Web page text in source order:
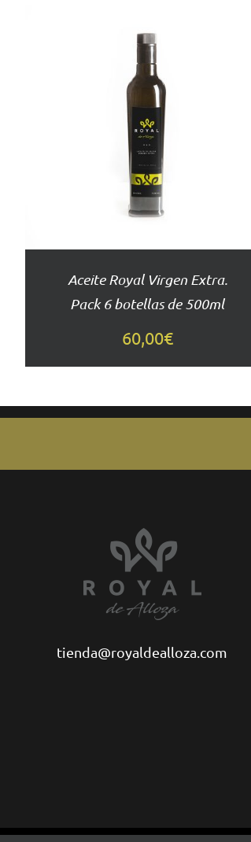
AÑADIR AL
CARRITO
DETALLES
Aceite Royal Virgen Extra.
Pack 6 botellas de 500ml
60,00€
tienda@royaldealloza.com